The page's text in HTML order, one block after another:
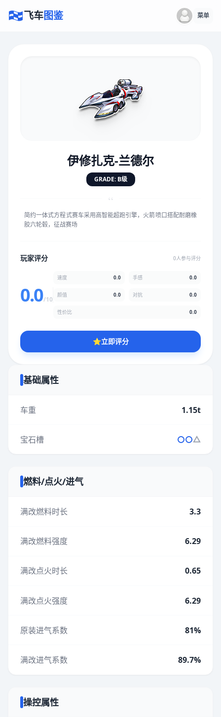
飞车图鉴 菜单
伊修扎克-兰德尔
GRADE: B级
“
简约一体式方程式赛车采用高智能超跑引擎，火箭喷口搭配耐磨橡
胶六轮毂，征战赛场
玩家评分 0人参与评分
0.0/10
速度 0.0 手感 0.0
颜值 0.0 对抗 0.0
性价比 0.0
⭐立即评分
基础属性
车重 1.15t
宝石槽
燃料/点火/进气
满改燃料时长 3.3
满改燃料强度 6.29
满改点火时长 0.65
满改点火强度 6.29
原装进气系数 81%
满改进气系数 89.7%
操控属性
★★★★★★
手感 5.0分
★★ ★ ★
性价比
★★★★★★★★★★